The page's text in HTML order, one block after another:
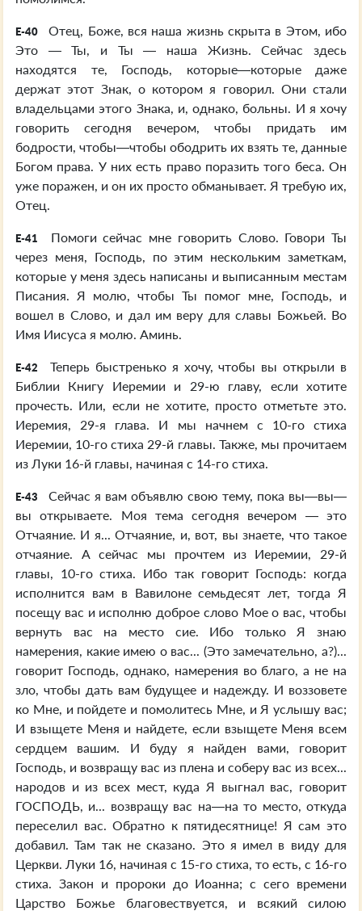
E-40
Отец, Боже, вся наша жизнь скрыта в Этом, ибо
Это — Ты, и Ты — наша Жизнь. Сейчас здесь
находятся те, Господь, которые—которые даже
держат этот Знак, о котором я говорил. Они стали
владельцами этого Знака, и, однако, больны. И я хочу
говорить сегодня вечером, чтобы придать им
бодрости, чтобы—чтобы ободрить их взять те, данные
Богом права. У них есть право поразить того беса. Он
уже поражен, и он их просто обманывает. Я требую их,
Отец.
E-41
Помоги сейчас мне говорить Слово. Говори Ты
через меня, Господь, по этим нескольким заметкам,
которые у меня здесь написаны и выписанным местам
Писания. Я молю, чтобы Ты помог мне, Господь, и
вошел в Слово, и дал им веру для славы Божьей. Во
Имя Иисуса я молю. Аминь.
E-42
Теперь быстренько я хочу, чтобы вы открыли в
Библии Книгу Иеремии и 29-ю главу, если хотите
прочесть. Или, если не хотите, просто отметьте это.
Иеремия, 29-я глава. И мы начнем с 10-го стиха
Иеремии, 10-го стиха 29-й главы. Также, мы прочитаем
из Луки 16-й главы, начиная с 14-го стиха.
E-43
Сейчас я вам объявлю свою тему, пока вы—вы—
вы открываете. Моя тема сегодня вечером — это
Отчаяние. И я... Отчаяние, и, вот, вы знаете, что такое
отчаяние. А сейчас мы прочтем из Иеремии, 29-й
главы, 10-го стиха. Ибо так говорит Господь: когда
исполнится вам в Вавилоне семьдесят лет, тогда Я
посещу вас и исполню доброе слово Мое о вас, чтобы
вернуть вас на место сие. Ибо только Я знаю
намерения, какие имею о вас... (Это замечательно, а?)...
говорит Господь, однако, намерения во благо, а не на
зло, чтобы дать вам будущее и надежду. И воззовете
ко Мне, и пойдете и помолитесь Мне, и Я услышу вас;
И взыщете Меня и найдете, если взыщете Меня всем
сердцем вашим. И буду я найден вами, говорит
Господь, и возвращу вас из плена и соберу вас из всех...
народов и из всех мест, куда Я выгнал вас, говорит
ГОСПОДЬ, и... возвращу вас на—на то место, откуда
переселил вас. Обратно к пятидесятнице! Я сам это
добавил. Там так не сказано. Это я имел в виду для
Церкви. Луки 16, начиная с 15-го стиха, то есть, с 16-го
стиха. Закон и пророки до Иоанна; с сего времени
Царство Божье благовествуется, и всякий силою